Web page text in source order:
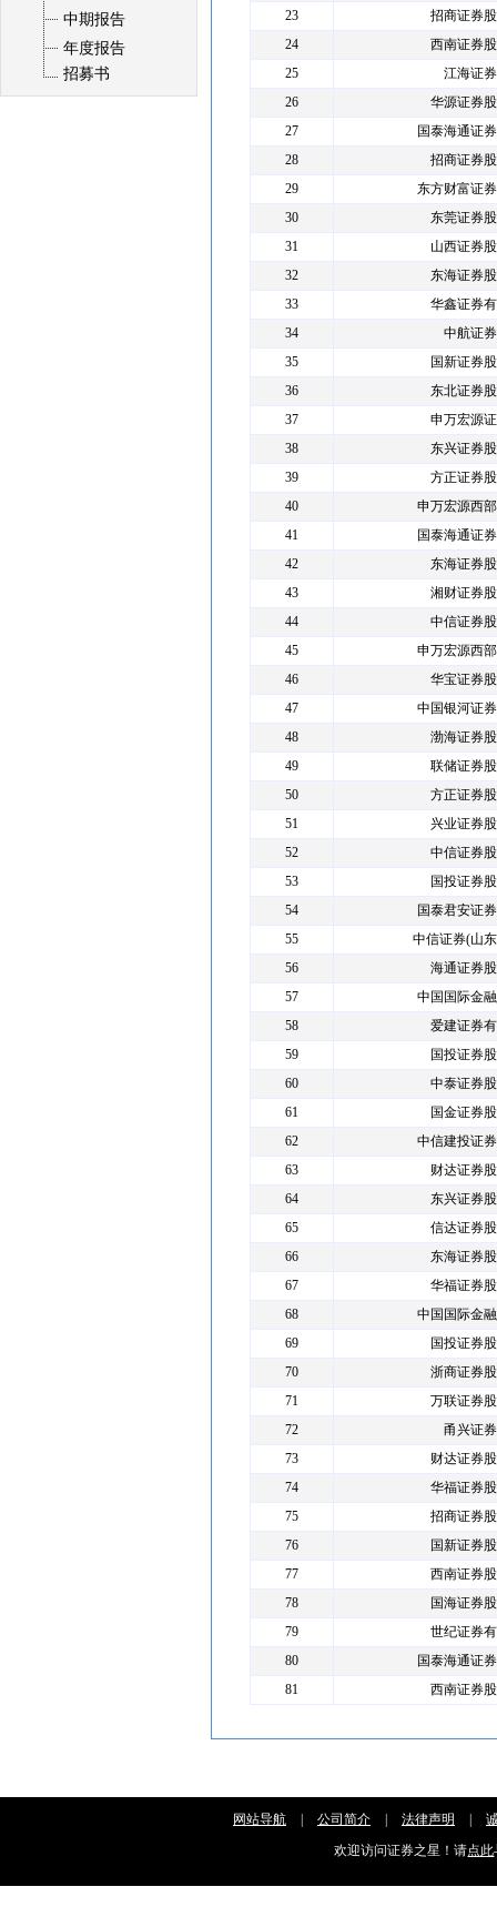
中期报告
年度报告
招募书
23
招商证券
24
西南证券
25
江海证
26
华源证券
27
国泰海通证
28
招商证券
29
东方财富证
30
东莞证券
31
山西证券
32
东海证券
33
华鑫证券
34
中航证
35
国新证券
36
东北证券
37
申万宏源
38
东兴证券
39
方正证券
40
申万宏源西
41
国泰海通证
42
东海证券
43
湘财证券
44
中信证券
45
申万宏源西
46
华宝证券
47
中国银河证
48
渤海证券
49
联储证券
50
方正证券
51
兴业证券
52
中信证券
53
国投证券
54
国泰君安证
55
中信证券(山
56
海通证券
57
中国国际金
58
爱建证券
59
国投证券
60
中泰证券
61
国金证券
62
中信建投证
63
财达证券
64
东兴证券
65
信达证券
66
东海证券
67
华福证券
68
中国国际金
69
国投证券
70
浙商证券
71
万联证券
72
甬兴证
73
财达证券
74
华福证券
75
招商证券
76
国新证券
77
西南证券
78
国海证券
79
世纪证券
80
国泰海通证
81
西南证券
网站导航 公司简介 法律声明
欢迎访问证券之星！请点此